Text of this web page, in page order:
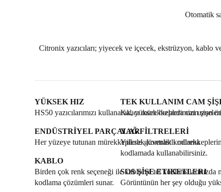
Otomatik
Citronix yazıcıları; yiyecek ve içecek, ekstrüzyon, kablo
YÜKSEK HIZ
HS50 yazıcılarımızı kullanarak, yüksek hızlarda cam
ENDÜSTRİYEL PARÇALAR
Her yüzeye tutunan mürekkeplerle güvenlik kodlama
KABLO
Birden çok renk seçeneği ile kablo ve tel kodlamalarınızda
kodlama çözümleri sunar.
TEK KULLANIM CAM
Kalıcı mürekkeplerimizi uzun
YAĞ FİLTRELERİ
Yüksek kontrastlı
kodlamada kullanabilirsiniz.
SOS ŞİŞE ETIKETLERI
Görüntünün her şey olduğu